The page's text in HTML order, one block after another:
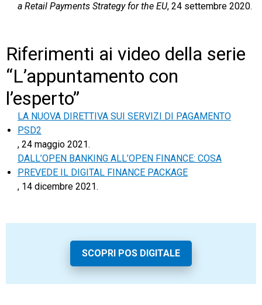
a Retail Payments Strategy for the EU, 24 settembre 2020.
Riferimenti ai video della serie
“L’appuntamento con
l’esperto”
LA NUOVA DIRETTIVA SUI SERVIZI DI PAGAMENTO
PSD2
, 24 maggio 2021.
DALL’OPEN BANKING ALL’OPEN FINANCE: COSA
PREVEDE IL DIGITAL FINANCE PACKAGE
, 14 dicembre 2021.
SCOPRI POS DIGITALE